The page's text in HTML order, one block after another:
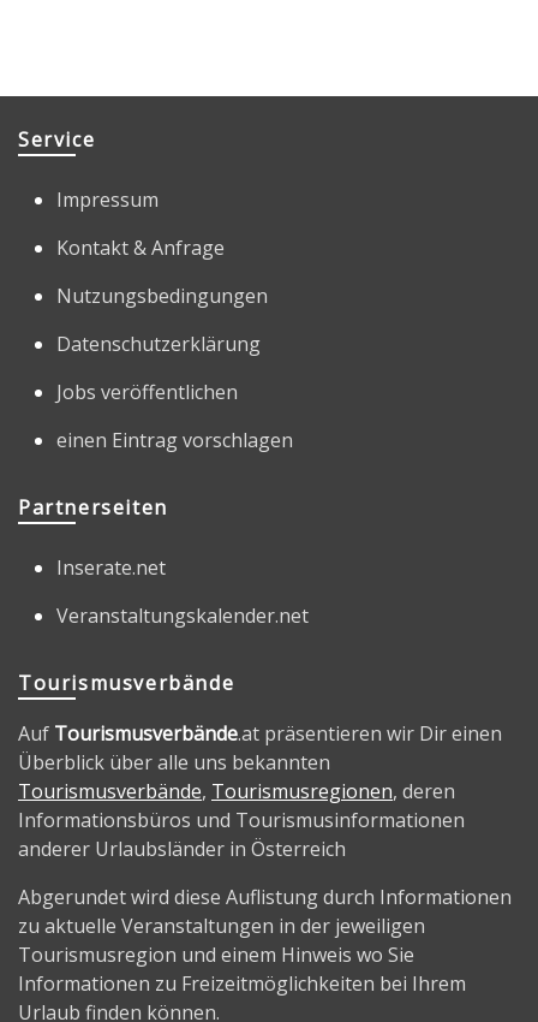
Service
Impressum
Kontakt & Anfrage
Nutzungsbedingungen
Datenschutzerklärung
Jobs veröffentlichen
einen Eintrag vorschlagen
Partnerseiten
Inserate.net
Veranstaltungskalender.net
Tourismusverbände
Auf Tourismusverbände.at präsentieren wir Dir einen
Überblick über alle uns bekannten
Tourismusverbände, Tourismusregionen, deren
Informationsbüros und Tourismusinformationen
anderer Urlaubsländer in Österreich
Abgerundet wird diese Auflistung durch Informationen
zu aktuelle Veranstaltungen in der jeweiligen
Tourismusregion und einem Hinweis wo Sie
Informationen zu Freizeitmöglichkeiten bei Ihrem
Urlaub finden können.